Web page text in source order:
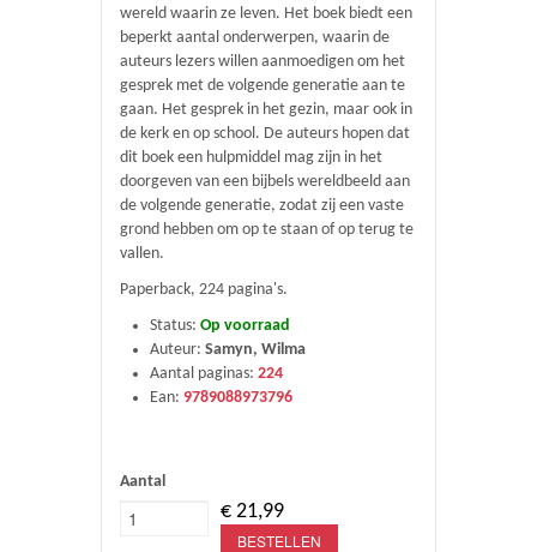
wereld waarin ze leven. Het boek biedt een
beperkt aantal onderwerpen, waarin de
auteurs lezers willen aanmoedigen om het
gesprek met de volgende generatie aan te
gaan. Het gesprek in het gezin, maar ook in
de kerk en op school. De auteurs hopen dat
dit boek een hulpmiddel mag zijn in het
doorgeven van een bijbels wereldbeeld aan
de volgende generatie, zodat zij een vaste
grond hebben om op te staan of op terug te
vallen.
Paperback, 224 pagina's.
Status: Op voorraad
Auteur: Samyn, Wilma
Aantal paginas: 224
Ean: 9789088973796
Aantal
€ 21,99
BESTELLEN